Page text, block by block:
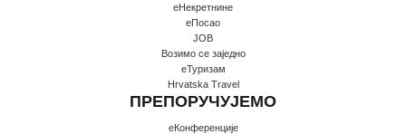
еНекретнине
еПосао
JOB
Возимо се заједно
еТуризам
Hrvatska Travel
ПРЕПОРУЧУЈЕМО
еКонференције